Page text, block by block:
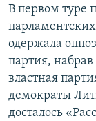
В первом туре
одержала
партия, набрав
властная
демократы
досталось